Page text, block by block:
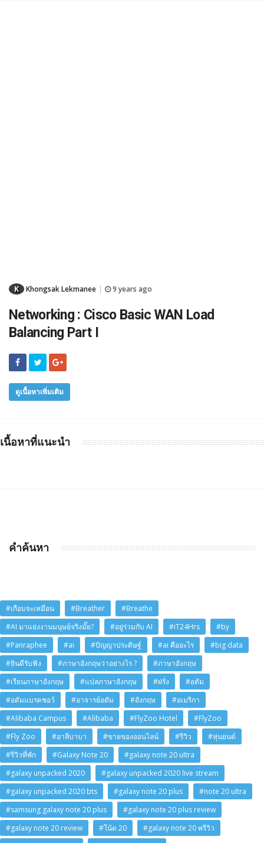
K Khongsak Lekmanee 9 years ago
Networking : Cisco Basic WAN Load
Balancing Part I
ดูเนื้อหาเพิ่มเติม
เนื้อหาที่แนะนำ
คำค้นหา
#เกือบจะเหมือน #Breather
#Breathe
#AI มาแย่งงานมนุษย์จริงมั๊ย?
#อยู่ร่วมกับ AI #iT24Hrs
#by
#Panraphee
#ai #ปัญญาประดิษฐ์ #ai คืออะไร
#big data
#ยินดีรับฟัง
#ภาษาอังกฤษว่าอย่างไร ?
#ภาษาอังกฤษ
#เรียนภาษาอังกฤษ
#แปลภาษาอังกฤษ #ฝรั่ง
#อดัม
#อดัมแบรดชอว์
#อาจารย์อดัม #อังกฤษ
#อเมริกา
#Alibaba Campus
#Alibaba #FlyZoo Hotel
#FlyZoo
#Fly Zoo
#อาลีบาบา #ขายของออนไลน์ #รีวิว
#หุ่นยนต์
#รีวิวที่พัก
#Galaxy Note 20
#galaxy note 20 ultra
#galaxy unpacked 2020
#galaxy unpacked 2020 live stream
#galaxy unpacked 2020 bts
#galaxy note 20 plus
#note 20 ultra
#samsung galaxy note 20 plus
#galaxy note 20 plus review
#galaxy note 20 review
#โน้ต 20
#galaxy note 20 พรีวิว